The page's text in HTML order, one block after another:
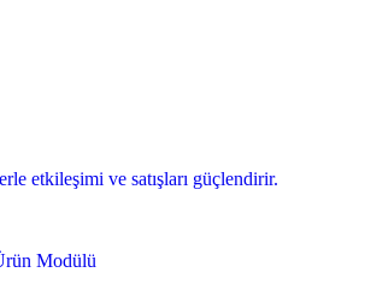
etkileşimi ve satışları güçlendirir.
Modülü